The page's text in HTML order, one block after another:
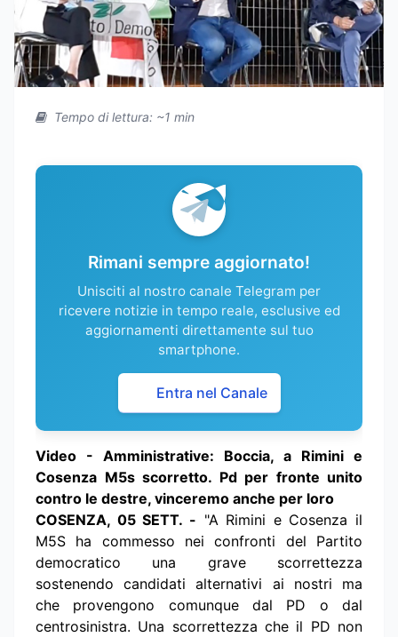
Tempo di lettura: ~1 min
Rimani sempre aggiornato!
Unisciti al nostro canale Telegram per
ricevere notizie in tempo reale, esclusive ed
aggiornamenti direttamente sul tuo
smartphone.
Entra nel Canale
Video - Amministrative: Boccia, a Rimini e
Cosenza M5s scorretto. Pd per fronte unito
contro le destre, vinceremo anche per loro
COSENZA, 05 SETT. - "A Rimini e Cosenza il
M5S ha commesso nei confronti del Partito
democratico una grave scorrettezza
sostenendo candidati alternativi ai nostri ma
che provengono comunque dal PD o dal
centrosinistra. Una scorrettezza che il PD non